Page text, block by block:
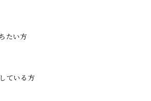
たい方
ている方